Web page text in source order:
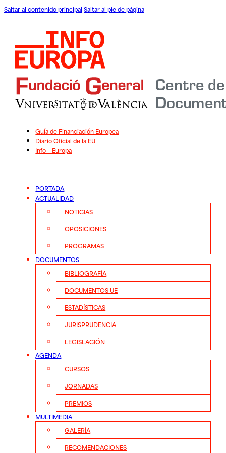
Saltar al contenido principal Saltar al pie de página
Guía de Financiación Europea
Diario Oficial de la EU
Info – Europa
PORTADA
ACTUALIDAD
NOTICIAS
OPOSICIONES
PROGRAMAS
DOCUMENTOS
BIBLIOGRAFÍA
DOCUMENTOS UE
ESTADÍSTICAS
JURISPRUDENCIA
LEGISLACIÓN
AGENDA
CURSOS
JORNADAS
PREMIOS
MULTIMEDIA
GALERÍA
RECOMENDACIONES